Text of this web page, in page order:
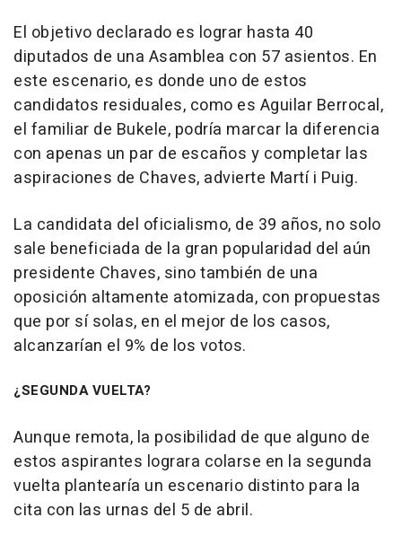
El objetivo declarado es lograr hasta 40
diputados de una Asamblea con 57 asientos. En
este escenario, es donde uno de estos
candidatos residuales, como es Aguilar Berrocal,
el familiar de Bukele, podría marcar la diferencia
con apenas un par de escaños y completar las
aspiraciones de Chaves, advierte Martí i Puig.
La candidata del oficialismo, de 39 años, no solo
sale beneficiada de la gran popularidad del aún
presidente Chaves, sino también de una
oposición altamente atomizada, con propuestas
que por sí solas, en el mejor de los casos,
alcanzarían el 9% de los votos.
¿SEGUNDA VUELTA?
Aunque remota, la posibilidad de que alguno de
estos aspirantes lograra colarse en la segunda
vuelta plantearía un escenario distinto para la
cita con las urnas del 5 de abril.